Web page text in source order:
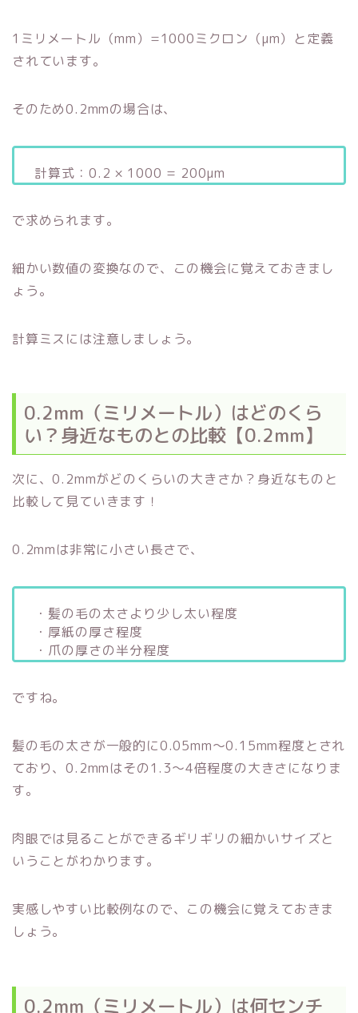
1ミリメートル（mm）=1000ミクロン（μm）と定義
されています。
そのため0.2mmの場合は、
計算式：0.2 × 1000 = 200μm
で求められます。
細かい数値の変換なので、この機会に覚えておきまし
ょう。
計算ミスには注意しましょう。
0.2mm（ミリメートル）はどのくら
い？身近なものとの比較【0.2mm】
次に、0.2mmがどのくらいの大きさか？身近なものと
比較して見ていきます！
0.2mmは非常に小さい長さで、
・髪の毛の太さより少し太い程度
・厚紙の厚さ程度
・爪の厚さの半分程度
ですね。
髪の毛の太さが一般的に0.05mm〜0.15mm程度とされ
ており、0.2mmはその1.3〜4倍程度の大きさになりま
す。
肉眼では見ることができるギリギリの細かいサイズと
いうことがわかります。
実感しやすい比較例なので、この機会に覚えておきま
しょう。
0.2mm（ミリメートル）は何センチ